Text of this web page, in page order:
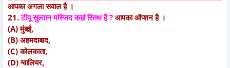
आपका अगला सवाल है ।
21.टीपू सुल्तान मस्जिद कहां स्तिथ है ? आपका ऑप्शन है ।
(A) मुंबई,
(B) अहमदाबाद,
(C) कोलकाता,
(D) ग्वालियर,